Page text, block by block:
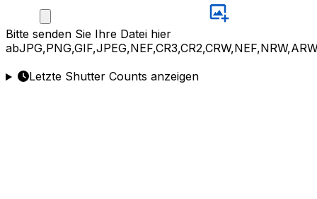
Bitte senden Sie Ihre Datei hier
ab
Letzte Shutter Counts anzeigen